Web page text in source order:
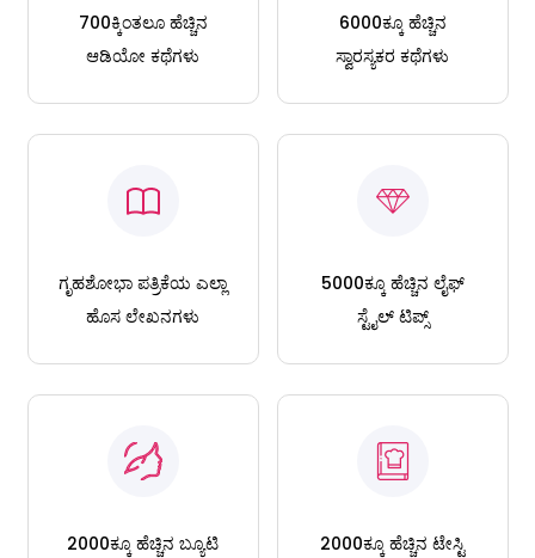
700ಕ್ಕಿಂತಲೂ ಹೆಚ್ಚಿನ
ಆಡಿಯೋ ಕಥೆಗಳು
6000ಕ್ಕೂ ಹೆಚ್ಚಿನ
ಸ್ವಾರಸ್ಯಕರ ಕಥೆಗಳು
ಗೃಹಶೋಭಾ ಪತ್ರಿಕೆಯ ಎಲ್ಲಾ
ಹೊಸ ಲೇಖನಗಳು
5000ಕ್ಕೂ ಹೆಚ್ಚಿನ ಲೈಫ್
ಸ್ಟೈಲ್ ಟಿಪ್ಸ್
2000ಕ್ಕೂ ಹೆಚ್ಚಿನ ಬ್ಯೂಟಿ
2000ಕ್ಕೂ ಹೆಚ್ಚಿನ ಟೇಸ್ಟಿ